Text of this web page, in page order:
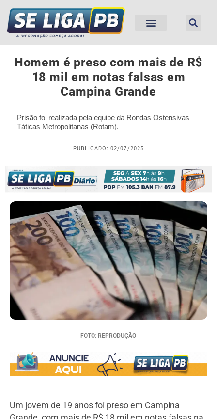
Homem é preso com mais de R$
18 mil em notas falsas em
Campina Grande
Prisão foi realizada pela equipe da Rondas Ostensivas
Táticas Metropolitanas (Rotam).
PUBLICADO: 02/07/2025
FOTO: REPRODUÇÃO
Um jovem de 19 anos foi preso em Campina